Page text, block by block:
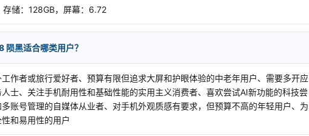
储：128GB，屏幕：6.72
黑适合哪类用户？
作者或旅行爱好者、预算有限但追求大屏和护眼体验的中老年用户、需要多开应
士、关注手机耐用性和基础性能的实用主义消费者、喜欢尝试AI新功能的科技尝
账号管理的自媒体从业者、对手机外观质感有要求，但预算不高的年轻用户、为
和易用性的用户